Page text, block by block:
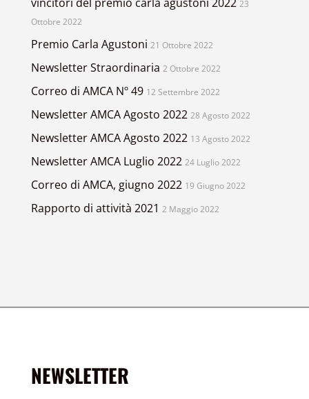
23
Ottobre 2022
Premio Carla Agustoni 21 Ottobre 2022
Newsletter Straordinaria 2 Ottobre 2022
Correo di AMCA Nº 49 12 Settembre 2022
Newsletter AMCA Agosto 2022 28 Agosto 2022
Newsletter AMCA Agosto 2022 13 Agosto 2022
Newsletter AMCA Luglio 2022 24 Luglio 2022
Correo di AMCA, giugno 2022 19 Giugno 2022
Rapporto di attività 2021 2 Maggio 2022
NEWSLETTER